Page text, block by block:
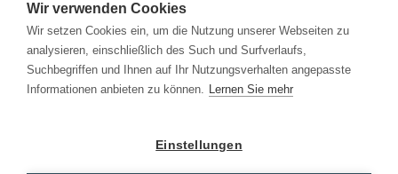
Nützliches
Immobilienwissen
Formulare & Rechner
Expert:innen
Info
Wir verwenden Cookies
Wir setzen Cookies ein, um die Nutzung unserer Webseiten zu
analysieren, einschließlich des Such und Surfverlaufs,
Suchbegriffen und Ihnen auf Ihr Nutzungsverhalten angepasste
Informationen anbieten zu können. Lernen Sie mehr
Einstellungen